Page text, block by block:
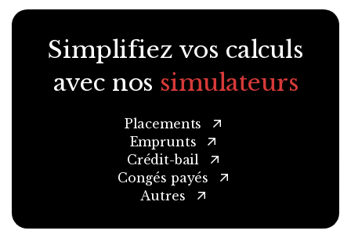
Simplifiez vos calculs
avec nos simulateurs
Placements
Emprunts
Crédit-bail
Congés payés
Autres